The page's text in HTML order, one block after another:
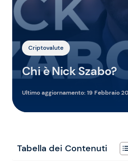
Criptovalute
Chi è Nick Szabo?
Ultimo aggiornamento:19 Febbraio
Tabella dei Contenuti